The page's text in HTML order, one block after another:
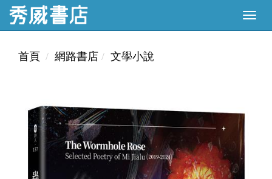
首頁 網路書店 文學小說